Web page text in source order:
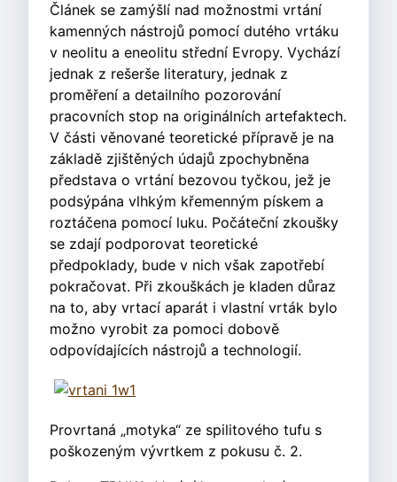
Článek se zamýšlí nad možnostmi vrtání
kamenných nástrojů pomocí dutého vrtáku
v neolitu a eneolitu střední Evropy. Vychází
jednak z rešerše literatury, jednak z
proměření a detailního pozorování
pracovních stop na originálních artefaktech.
V části věnované teoretické přípravě je na
základě zjištěných údajů zpochybněna
představa o vrtání bezovou tyčkou, jež je
podsýpána vlhkým křemenným pískem a
roztáčena pomocí luku. Počáteční zkoušky
se zdají podporovat teoretické
předpoklady, bude v nich však zapotřebí
pokračovat. Při zkouškách je kladen důraz
na to, aby vrtací aparát i vlastní vrták bylo
možno vyrobit za pomoci dobově
odpovídajících nástrojů a technologií.
Provrtaná „motyka“ ze spilitového tufu s
poškozeným vývrtkem z pokusu č. 2.